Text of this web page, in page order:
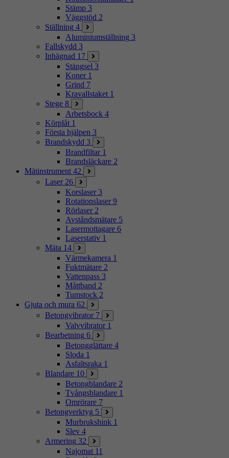
Stämp 3
Väggstöd 2
Ställning 4
Aluminiumställning 3
Fallskydd 3
Inhägnad 17
Stängsel 3
Koner 1
Grind 7
Kravallstaket 1
Stege 8
Arbetsbock 4
Körplåt 1
Första hjälpen 3
Brandskydd 3
Brandfiltar 1
Brandsläckare 2
Mätinstrument 42
Laser 26
Korslaser 3
Rotationslaser 9
Rörlaser 2
Avståndsmätare 5
Lasermottagare 6
Laserstativ 1
Mäta 14
Värmekamera 1
Fuktmätare 2
Vattenpass 3
Måttband 2
Tumstock 2
Gjuta och mura 62
Betongvibrator 7
Valvvibrator 1
Bearbetning 6
Betongglättare 4
Sloda 1
Asfaltsraka 1
Blandare 10
Betongblandare 2
Tvångsblandare 1
Omrörare 7
Betongverktyg 5
Murbrukshink 1
Slev 4
Armering 32
Najomat 11